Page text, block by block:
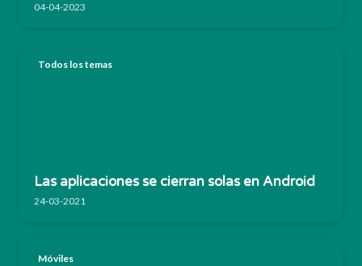
04-04-2023
Todos los temas
Las aplicaciones se cierran solas en Android
24-03-2021
Móviles